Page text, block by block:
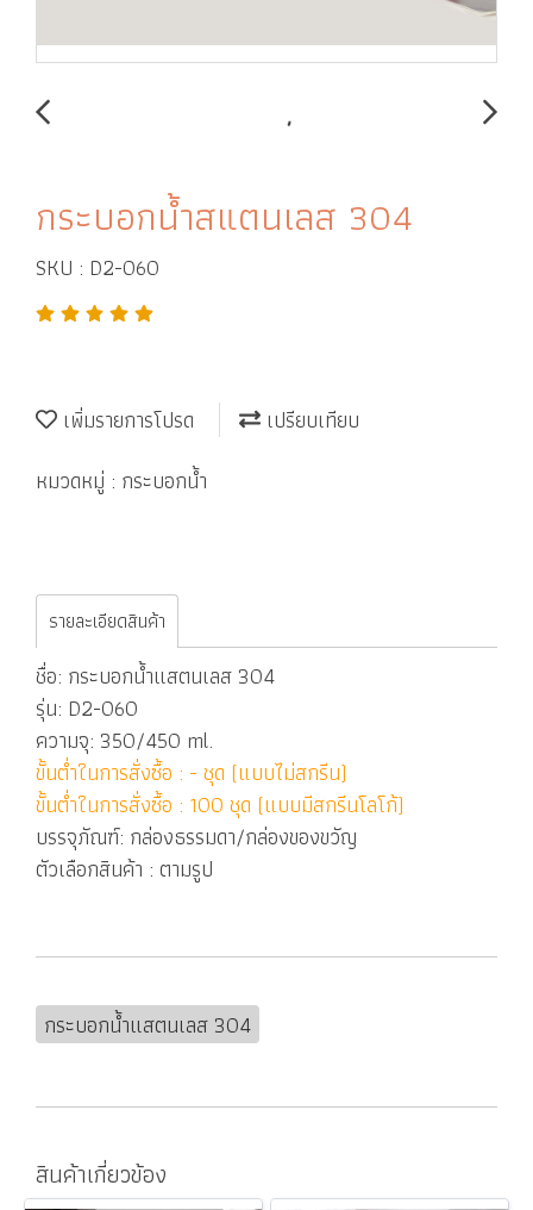
กระบอกน้ำสแตนเลส 304
SKU : D2-060
เพิ่มรายการโปรด
เปรียบเทียบ
หมวดหมู่ : กระบอกน้ำ
รายละเอียดสินค้า
ชื่อ: กระบอกน้ำแสตนเลส 304
รุ่น: D2-060
ความจุ: 350/450 ml.
ขั้นต่ำในการสั่งซื้อ : - ชุด (แบบไม่สกรีน)
ขั้นต่ำในการสั่งซื้อ : 100 ชุด (แบบมีสกรีนโลโก้)
บรรจุภัณฑ์: กล่องธรรมดา/กล่องของขวัญ
ตัวเลือกสินค้า : ตามรูป
กระบอกน้ำแสตนเลส 304
สินค้าเกี่ยวข้อง